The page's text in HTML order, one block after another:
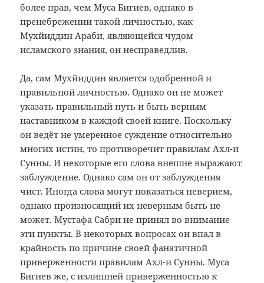
более прав, чем Муса Бигиев, однако в
пренебрежении такой личностью, как
Мухйиддин Араби, являющейся чудом
исламского знания, он несправедлив.
Да, сам Мухйиддин является одобренной и
правильной личностью. Однако он не может
указать правильный путь и быть верным
наставником в каждой своей книге. Поскольку
он ведёт не умеренное суждение относительно
многих истин, то противоречит правилам Ахл-и
Сунны. И некоторые его слова внешне выражают
заблуждение. Однако сам он от заблуждения
чист. Иногда слова могут показаться неверием,
однако произносящий их неверным быть не
может. Мустафа Сабри не принял во внимание
эти пункты. В некоторых вопросах он впал в
крайность по причине своей фанатичной
приверженности правилам Ахл-и Сунны. Муса
Бигиев же, с излишней приверженностью к